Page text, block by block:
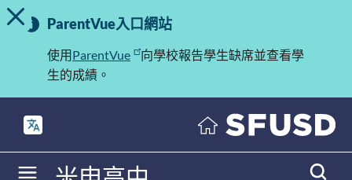
跳
至
重
切換提示訊息
ParentVue入口網站
使用ParentVue
向學校報告學生缺席並查看學
生的成績。